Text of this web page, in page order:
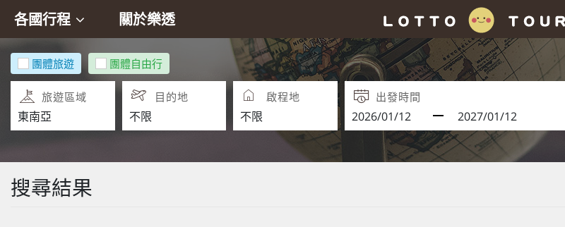
各國行程 關於樂透
團體旅遊 團體自由行
旅遊區域 目的地 啟程地 出發時間
搜尋結果